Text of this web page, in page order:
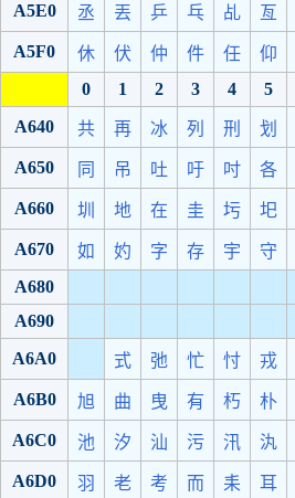
A5E0 丞 丟 乒 乓 乩 亙
A5F0 休 伏 仲 件 任 仰
0
1 2 3 4 5
A640
共 再 冰 列 刑 划
A650 同 吊 吐 吁 吋 各
A660 圳 地 在 圭 圬 圯
A670 如 妁 字 存 宇 守
A680
A690
A6A0
式 弛 忙 忖 戎
A6B0 旭 曲 曳 有 朽 朴
A6C0 池 汐 汕 污 汛 汍
A6D0 羽 老 考 而 耒 耳